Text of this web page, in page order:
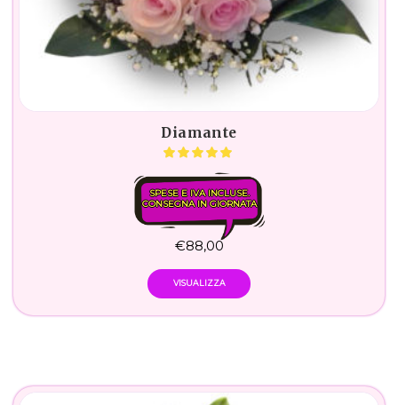
Diamante
SPESE E IVA INCLUSE.
CONSEGNA IN GIORNATA
€88,00
VISUALIZZA